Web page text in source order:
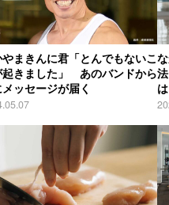
まきんに君「とんでもないこ
起きました」 あのバンドから
ッセージが届く